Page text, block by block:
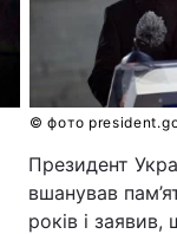
© фото
Президент
вшанував
років і